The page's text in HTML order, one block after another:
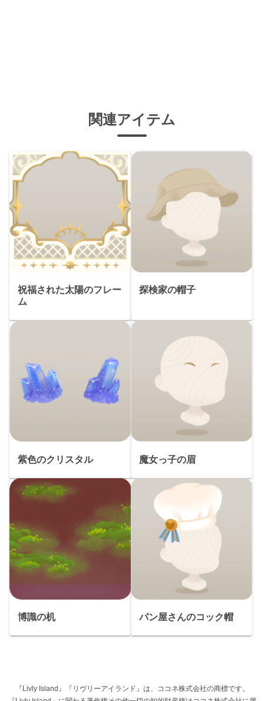
関連アイテム
祝福された太陽のフレー
ム
探検家の帽子
紫色のクリスタル 魔女っ子の眉
博識の机 パン屋さんのコック帽
『Livly Island』『リヴリーアイランド』は、ココネ株式会社の商標です。